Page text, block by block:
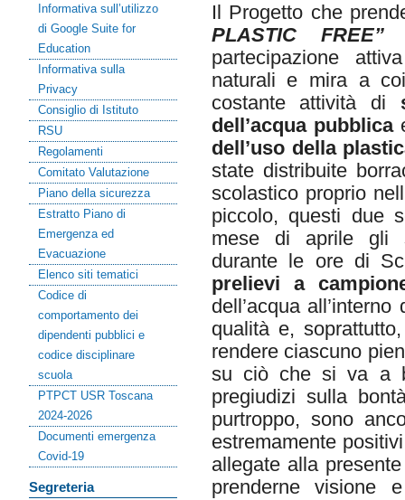
Informativa sull’utilizzo
di Google Suite for
Education
Informativa sulla
Privacy
Consiglio di Istituto
RSU
Regolamenti
Comitato Valutazione
Piano della sicurezza
Estratto Piano di
Emergenza ed
Evacuazione
Elenco siti tematici
Codice di
comportamento dei
dipendenti pubblici e
codice disciplinare
scuola
PTPCT USR Toscana
2024-2026
Documenti emergenza
Covid-19
Segreteria
Il
Progetto che
PLASTIC FREE”
partecipazioneattiva
naturali e mira a
costante attività di
dell’acqua pubblica
dell’uso della
state distribuite
scolastico proprio
piccolo, questi due
mese di aprile gli
durante le ore di
prelievi a
dell’acqua
qualità e,
rendere ciascuno
su ciò che si va a
pregiudizi sulla
purtroppo, sono
estremamente
allegate alla
prenderne visione